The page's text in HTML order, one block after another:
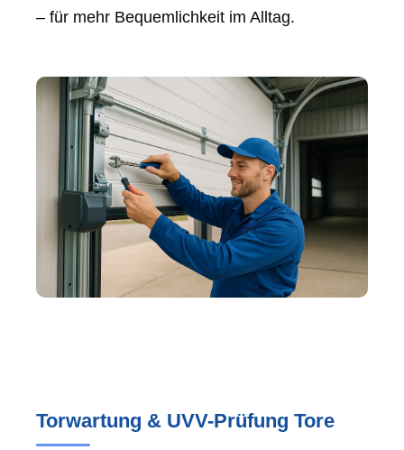
– für mehr Bequemlichkeit im Alltag.
Torwartung & UVV-Prüfung Tore